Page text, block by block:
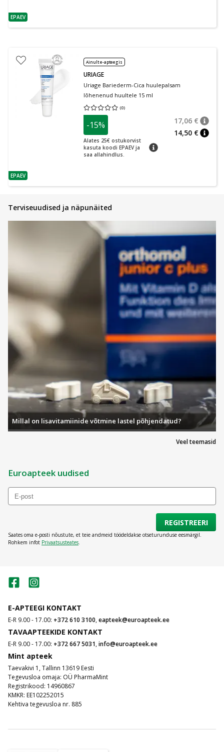
nõuanne
EPAEV
nõuanne
EPAEV
Ainult e-apteegis
URIAGE
Uriage Bariederm-Cica huulepalsam
lõhenenud huultele 15 ml
(0)
Keskmine hinnang 0.00
-15%
Alates 25€ ostukorvist
kasuta koodi EPAEV ja
saa allahindlus.
nõuanne
17,06 €
14,50 €
Terviseuudised ja näpunäited
Veel teemasid
Millal on lisavitamiinide võtmine lastel põhjendatud?
Euroapteek uudised
REGISTREERI
Saates oma e-posti nõustute, et teie andmeid töödeldakse otseturunduse eesmärgil.
Rohkem infot Privaatsusteates.
E-APTEEGI KONTAKT
E-R 9.00 - 17.00: +372 610 3100,eapteek@euroapteek.ee
TAVAAPTEEKIDE KONTAKT
E-R 9.00 - 17.00: +372 667 5031,info@euroapteek.ee
Mint apteek
Taevakivi 1, Tallinn 13619 Eesti
Tegevusloa omaja: OÜ PharmaMint
Registrikood: 14960867
KMKR: EE102252015
Kehtiva tegevusloa nr. 885